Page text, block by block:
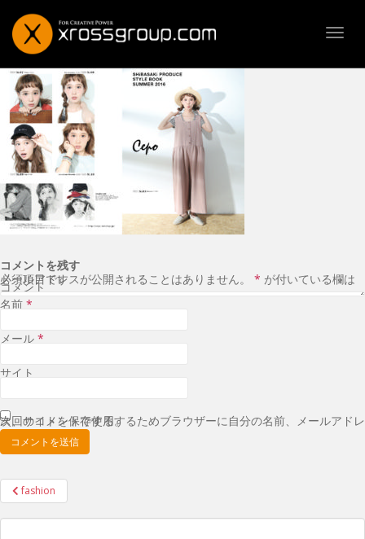
コメントを残す
メールアドレスが公開されることはありません。
*
が付いている欄は必須項目です
コメント
名前 *
メール *
サイト
次回のコメントで使用するためブラウザーに自分の名前、メールアドレス、サイトを保存する。
投
稿
fashion